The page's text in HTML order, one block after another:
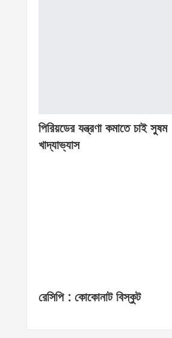
পিরিয়ডের যন্ত্রণা কমাতে চাই সুষম
খাদ্যাভ্যাস
রেসিপি : কোকোনাট বিস্কুট